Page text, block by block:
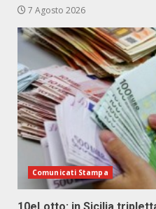
7 Agosto 2026
Comunicati Stampa